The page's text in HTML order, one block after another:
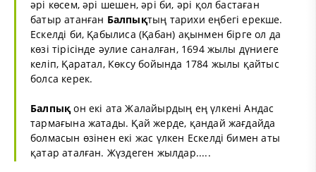
әрі көсем, әрі шешен, әрі би, әрі қол бастаған
батыр атанған Балпықтың тарихи еңбегі ерекше.
Ескелді би, Қабылиса (Қабан) ақынмен бірге ол да
көзі тірісінде әулие саналған, 1694 жылы дүниеге
келіп, Қаратал, Көксу бойында 1784 жылы қайтыс
болса керек.
Балпық он екі ата Жалайырдың ең үлкені Андас
тармағына жатады. Қай жерде, қандай жағдайда
болмасын өзінен екі жас үлкен Ескелді бимен аты
қатар аталған. Жүздеген жылдар.....